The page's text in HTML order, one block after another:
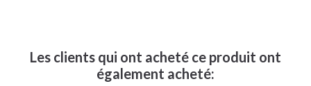
Les clients qui ont acheté ce produit ont
également acheté: